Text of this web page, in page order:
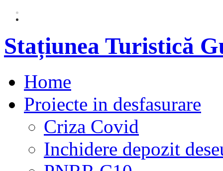
Stațiunea Turistică
Home
Proiecte in desfasurare
Criza Covid
Inchidere depozit